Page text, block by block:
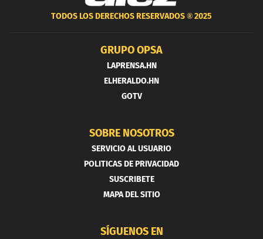
TODOS LOS DERECHOS RESERVADOS ®2025
GRUPO OPSA
LAPRENSA.HN
ELHERALDO.HN
GOTV
SOBRE NOSOTROS
SERVICIO AL USUARIO
POLITICAS DE PRIVACIDAD
SUSCRIBETE
MAPA DEL SITIO
SÍGUENOS EN